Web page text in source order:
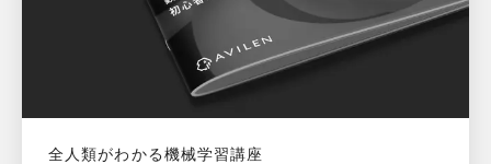
全人類がわかる機械学習講座